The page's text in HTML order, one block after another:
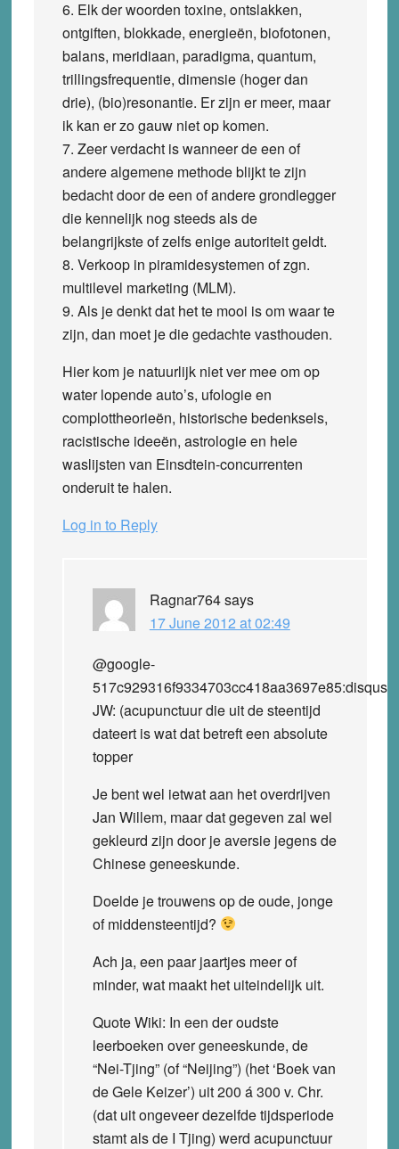
6. Elk der woorden toxine, ontslakken,
ontgiften, blokkade, energieën, biofotonen,
balans, meridiaan, paradigma, quantum,
trillingsfrequentie, dimensie (hoger dan
drie), (bio)resonantie. Er zijn er meer, maar
ik kan er zo gauw niet op komen.
7. Zeer verdacht is wanneer de een of
andere algemene methode blijkt te zijn
bedacht door de een of andere grondlegger
die kennelijk nog steeds als de
belangrijkste of zelfs enige autoriteit geldt.
8. Verkoop in piramidesystemen of zgn.
multilevel marketing (MLM).
9. Als je denkt dat het te mooi is om waar te
zijn, dan moet je die gedachte vasthouden.
Hier kom je natuurlijk niet ver mee om op
water lopende auto’s, ufologie en
complottheorieën, historische bedenksels,
racistische ideeën, astrologie en hele
waslijsten van Einsdtein-concurrenten
onderuit te halen.
Log in to Reply
Ragnar764says
17 June 2012 at 02:49
@google-
517c929316f9334703cc418aa3697e85:disqus
JW: (acupunctuur die uit de steentijd
dateert is wat dat betreft een absolute
topper
Je bent wel ietwat aan het overdrijven
Jan Willem, maar dat gegeven zal wel
gekleurd zijn door je aversie jegens de
Chinese geneeskunde.
Doelde je trouwens op de oude, jonge
of middensteentijd?
Ach ja, een paar jaartjes meer of
minder, wat maakt het uiteindelijk uit.
Quote Wiki: In een der oudste
leerboeken over geneeskunde, de
“Nei-Tjing” (of “Neijing”) (het ‘Boek van
de Gele Keizer’) uit 200 á 300 v. Chr.
(dat uit ongeveer dezelfde tijdsperiode
stamt als de I Tjing) werd acupunctuur